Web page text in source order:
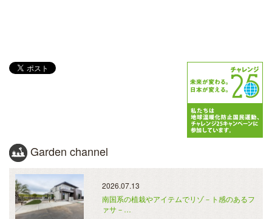
Garden channel
2026.07.13
南国系の植栽やアイテムでリゾ－ト感のあるフ
ァサ－…